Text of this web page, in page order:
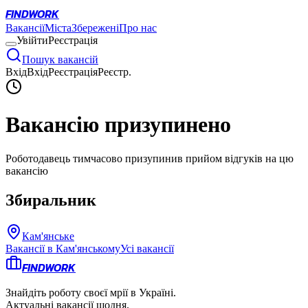
FINDWORK
ВакансіїМістаЗбереженіПро нас
УвійтиРеєстрація
Пошук вакансій
ВхідВхідРеєстраціяРеєстр.
Вакансію призупинено
Роботодавець тимчасово призупинив прийом відгуків на цю
вакансію
Збиральник
Кам'янське
Вакансії в Кам'янськомуУсі вакансії
FINDWORK
Знайдіть роботу своєї мрії в Україні.
Актуальні вакансії щодня.